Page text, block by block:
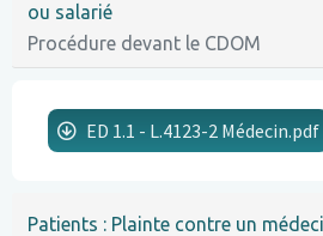
ou salarié
Procédure devant le CDOM
ED 1.1 - L.4123-2 Médecin.pdf
Patients : Plainte contre un